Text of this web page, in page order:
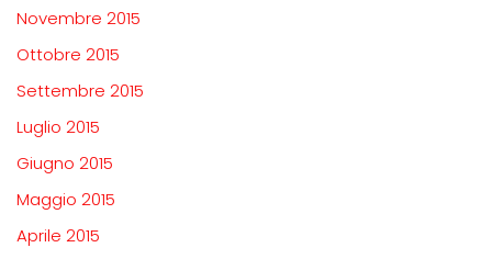
Novembre 2015
Ottobre 2015
Settembre 2015
Luglio 2015
Giugno 2015
Maggio 2015
Aprile 2015